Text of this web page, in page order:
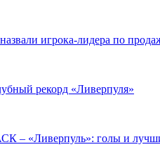
игрока-лидера по
рекорд «Ливерпуля»
– «Ливерпуль»: голы и